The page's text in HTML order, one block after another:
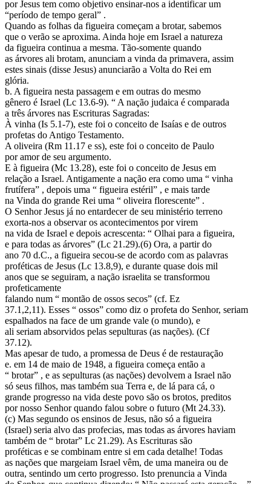
por Jesus tem como objetivo ensinar-nos a identificar um
“período de tempo geral” .
Quando as folhas da figueira começam a brotar, sabemos
que o verão se aproxima. Ainda hoje em Israel a natureza
da figueira continua a mesma. Tão-somente quando
as árvores ali brotam, anunciam a vinda da primavera, assim
estes sinais (disse Jesus) anunciarão a Volta do Rei em
glória.
b. A figueira nesta passagem e em outras do mesmo
gênero é Israel (Lc 13.6-9). “ A nação judaica é comparada
a três árvores nas Escrituras Sagradas:
À vinha (Is 5.1-7), este foi o conceito de Isaías e de outros
profetas do Antigo Testamento.
A oliveira (Rm 11.17 e ss), este foi o conceito de Paulo
por amor de seu argumento.
E à figueira (Mc 13.28), este foi o conceito de Jesus em
relação a Israel. Antigamente a nação era como uma “ vinha
frutífera” , depois uma “ figueira estéril” , e mais tarde
na Vinda do grande Rei uma “ oliveira florescente” .
O Senhor Jesus já no entardecer de seu ministério terreno
exorta-nos a observar os acontecimentos por virem
na vida de Israel e depois acrescenta: “ Olhai para a figueira,
e para todas as árvores” (Lc 21.29).(6) Ora, a partir do
ano 70 d.C., a figueira secou-se de acordo com as palavras
proféticas de Jesus (Lc 13.8,9), e durante quase dois mil
anos que se seguiram, a nação israelita se transformou
profeticamente
falando num “ montão de ossos secos” (cf. Ez
37.1,2,11). Esses “ ossos” como diz o profeta do Senhor, seriam
espalhados na face de um grande vale (o mundo), e
ali seriam absorvidos pelas sepulturas (as nações). (Cf
37.12).
Mas apesar de tudo, a promessa de Deus é de restauração
e. em 14 de maio de 1948, a figueira começa então a
“ brotar” , e as sepulturas (as nações) devolvem a Israel não
só seus filhos, mas também sua Terra e, de lá para cá, o
grande progresso na vida deste povo são os brotos, preditos
por nosso Senhor quando falou sobre o futuro (Mt 24.33).
(c) Mas segundo os ensinos de Jesus, não só a figueira
(Israel) seria alvo das profecias, mas todas as árvores haviam
também de “ brotar” Lc 21.29). As Escrituras são
proféticas e se combinam entre si em cada detalhe! Todas
as nações que margeiam Israel vêm, de uma maneira ou de
outra, sentindo um certo progresso. Isto prenuncia a Vinda